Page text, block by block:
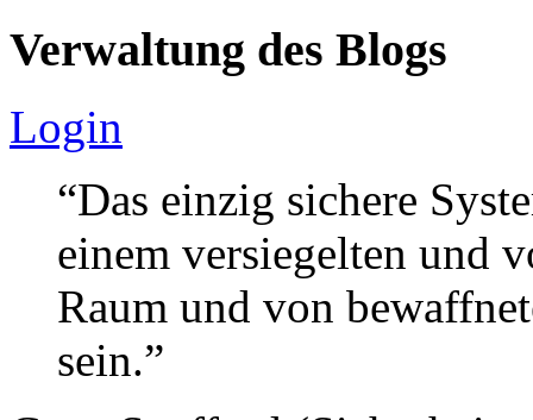
Verwaltung des Blogs
Login
“Das einzig sichere
einem versiegelten und
Raum und von
sein.”